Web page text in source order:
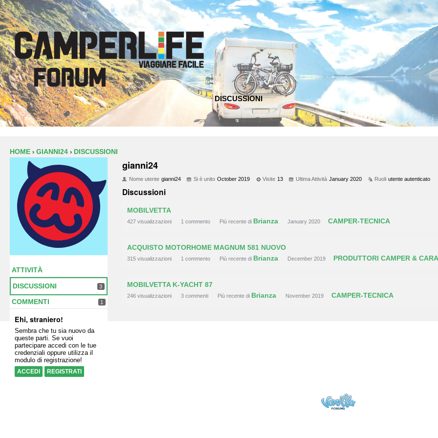
DISCUSSIONI
HOME › GIANNI24 › DISCUSSIONI
ATTIVITÀ
DISCUSSIONI 3
COMMENTI 1
Ehi, straniero!
Sembra che tu sia nuovo da
queste parti. Se vuoi
partecipare accedi con le tue
credenziali oppure utilizza il
modulo di registrazione!
ACCEDI REGISTRATI
gianni24
Nome utente gianni24 Si è unito October 2019 Visite 13 Ultima Attività January 2020 Ruoli utente autenticato
Discussioni
MOBILVETTA
427 visualizzazioni 1 commento Più recente di Brianza January 2020 CAMPER-TECNICA
ACQUISTO MOTORHOME MAGNUM 581 NUOVO
315 visualizzazioni 1 commento Più recente di Brianza December 2019 PRODUTTORI CAMPER &
MOBILVETTA K-YACHT 87
246 visualizzazioni 3 commenti Più recente di Brianza November 2019 CAMPER-TECNICA